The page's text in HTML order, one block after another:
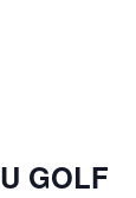
GOLF